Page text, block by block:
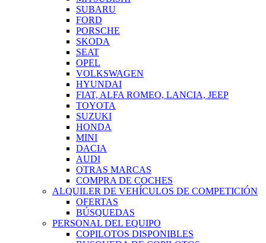
SUBARU
FORD
PORSCHE
SKODA
SEAT
OPEL
VOLKSWAGEN
HYUNDAI
FIAT, ALFA ROMEO, LANCIA, JEEP
TOYOTA
SUZUKI
HONDA
MINI
DACIA
AUDI
OTRAS MARCAS
COMPRA DE COCHES
ALQUILER DE VEHÍCULOS DE COMPETICIÓN
OFERTAS
BÚSQUEDAS
PERSONAL DEL EQUIPO
COPILOTOS DISPONIBLES